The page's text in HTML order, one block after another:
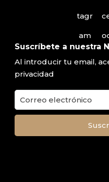
Suscríbete a nuestra
Al introducir tu email,
privacidad